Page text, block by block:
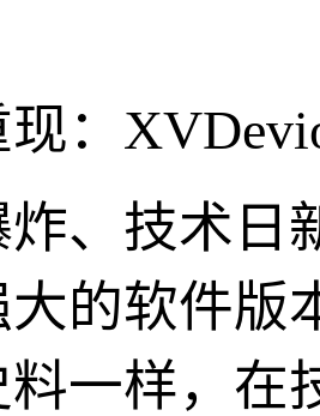
：
、技术日
的软件版
一样，在